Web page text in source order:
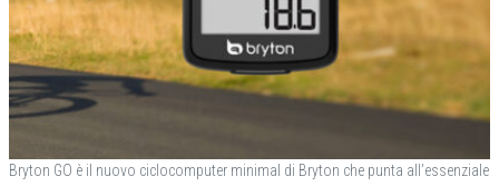
Bryton GO è il nuovo ciclocomputer minimal di Bryton che punta all’essenziale